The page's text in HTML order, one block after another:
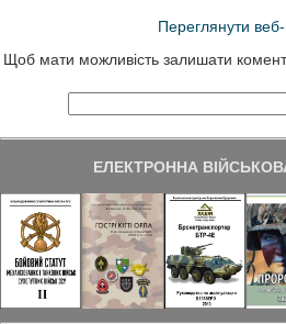
Переглянути
Щоб мати можливість залишати
ЕЛЕКТРОННА